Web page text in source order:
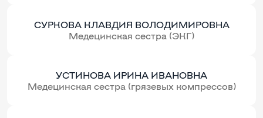
СУРКОВА КЛАВДИЯ ВOЛOДИМИРОВНА
Медецинская сестра (ЭКГ)
УСТИНОВА ИРИНА ИВАНОВНА
Медецинская сестра (грязевых компрессов)